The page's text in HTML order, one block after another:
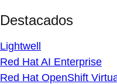
Destacados
Lightwell
Red Hat AI Enterprise
Red Hat OpenShift